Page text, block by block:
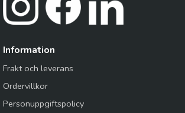
Information
Frakt och leverans
Ordervillkor
Personuppgiftspolicy